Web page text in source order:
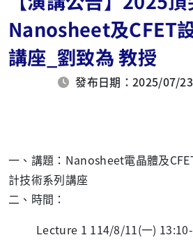
Nanosheet及CFET
講座_劉致為 教授
發布日期：2025/07/23
一、講題：Nanosheet電晶體及
計技術系列講座
二、時間：
Lecture 1 114/8/11(一)